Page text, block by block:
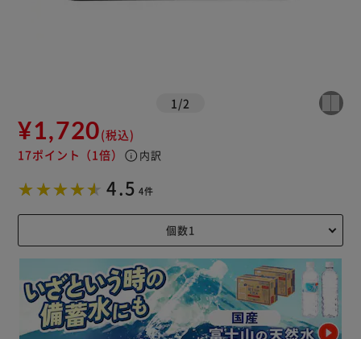
1 /2
¥1,720(税込)
17ポイント （1倍） info 内訳
4.5 4件